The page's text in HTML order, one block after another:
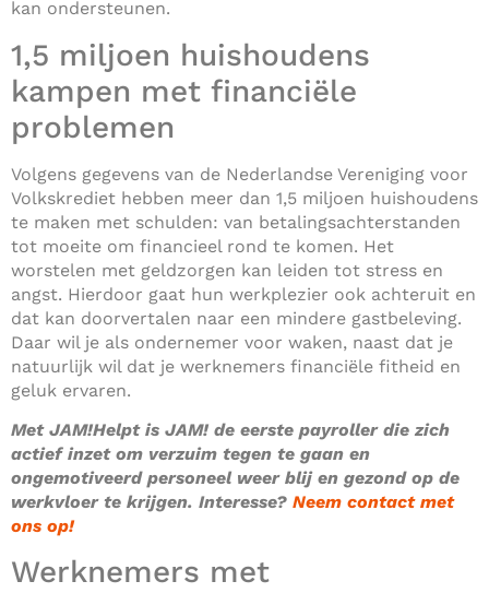
kan ondersteunen.
1,5 miljoen huishoudens
kampen met financiële
problemen
Volgens gegevens van de Nederlandse Vereniging voor
Volkskrediet hebben meer dan 1,5 miljoen huishoudens
te maken met schulden: van betalingsachterstanden
tot moeite om financieel rond te komen. Het
worstelen met geldzorgen kan leiden tot stress en
angst. Hierdoor gaat hun werkplezier ook achteruit en
dat kan doorvertalen naar een mindere gastbeleving.
Daar wil je als ondernemer voor waken, naast dat je
natuurlijk wil dat je werknemers financiële fitheid en
geluk ervaren.
Met JAM!Helpt is JAM! de eerste payroller die zich
actief inzet om verzuim tegen te gaan en
ongemotiveerd personeel weer blij en gezond op de
werkvloer te krijgen. Interesse? Neem contact met
ons op!
Werknemers met